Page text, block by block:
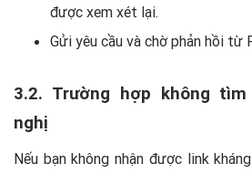
được xem xét lại.
Gửi yêu cầu và chờ phản hồi từ
3.2. Trường hợp không
nghị
Nếu bạn không nhận được link